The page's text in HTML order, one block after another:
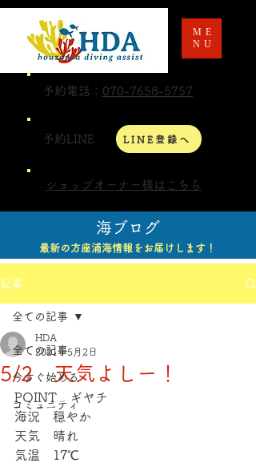
予約電話： 070-7658-5757
予約LINE LINE登録へ
ショップオーナー様はこちら
ME
NU
海ブログ
最新の方座浦海情報をお届けします！
記事
全ての記事
今すぐ始める
コミュニティ
全ての記事
5/2 天気よしー！
HDA
2021年5月2日
POINT　ギヤチ
海況　穏やか
天気　晴れ
気温　17℃